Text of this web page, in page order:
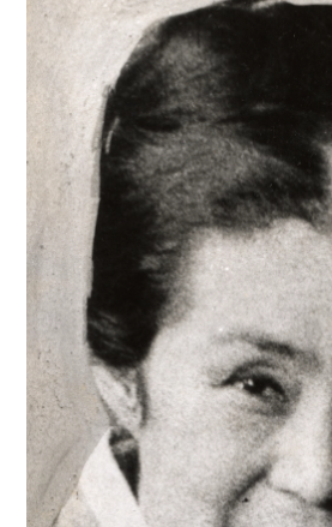
9
안상
10 일제강점기
1
금성대군
2
효감천
3 금강산
북조선임시인민위원회
외삼촌
동학운동
7
세조
8
송하인물도
9 안상
10 일제강점기